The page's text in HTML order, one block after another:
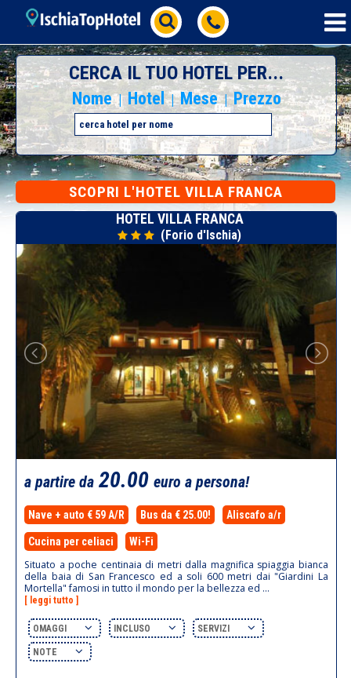
CERCA IL TUO HOTEL PER...
Nome | Hotel | Mese | Prezzo
SCOPRI L'HOTEL VILLA FRANCA
HOTEL VILLA FRANCA
(Forio d'Ischia)
a partire da 20.00 euro a persona!
Nave + auto € 59 A/R Bus da € 25.00! Aliscafo a/r
Cucina per celiaci Wi-Fi
Situato a poche centinaia di metri dalla magnifica spiaggia bianca
della baia di San Francesco ed a soli 600 metri dai "Giardini La
Mortella" famosi in tutto il mondo per la bellezza ed ...
[ leggi tutto ]
OMAGGI INCLUSO SERVIZI
NOTE